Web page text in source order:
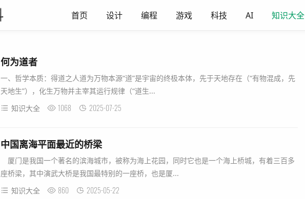
首页 设计 编程 游戏 科技 AI 知识大全
何为道者
一、哲学本质：得道之人道为万物本源“道”是宇宙的终极本体，先于天地存在（“有物混成，先
天地生”），化生万物并主宰其运行规律（“道生...
知识大全
1068 2025-07-25
中国离海平面最近的桥梁
厦门是我国一个著名的滨海城市，被称为海上花园，同时它也是一个海上桥城，有着三百多
座桥梁，其中演武大桥是我国最特别的一座桥，也是厦...
知识大全
860 2025-05-22